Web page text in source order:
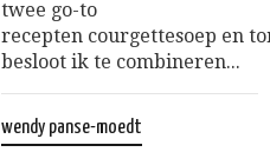
twee go-to
recepten courgettesoep en
besloot ik te combineren...
wendy panse-moedt